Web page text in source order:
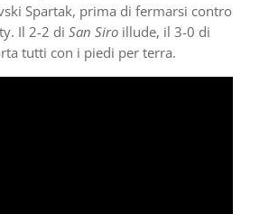
Spartak, prima di fermarsi contro
Il 2-2 di San Siro illude, il 3-0 di
tutti con i piedi per terra.